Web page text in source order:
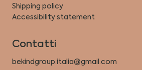
Shipping policy
Accessibility statement
Contatti
bekindgroup.italia@gmail.com